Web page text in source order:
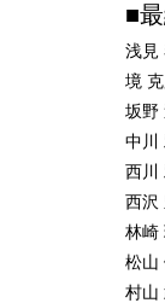
■
浅見
境
坂野
中川
西川
西沢
林崎
松山
村山